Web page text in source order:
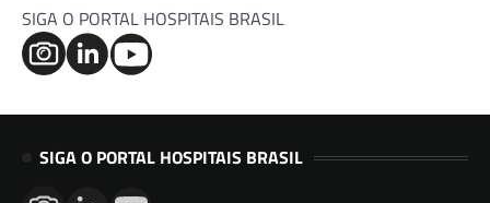
SIGA O PORTAL HOSPITAIS BRASIL
SIGA O PORTAL HOSPITAIS BRASIL